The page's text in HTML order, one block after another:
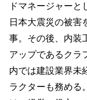
ドマネージャー
日本大震災の被害
事。その後、内装
アップであるクラ
内では建設業界未
ラクターも務める